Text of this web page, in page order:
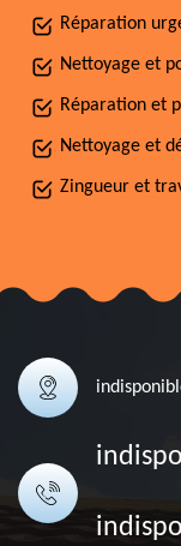
Réparation
Nettoyage et
Réparation et
Nettoyage et
Zingueur et